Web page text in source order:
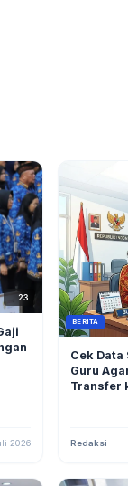
23
2026
BERITA
Cek
Guru
Transfer
Redaksi